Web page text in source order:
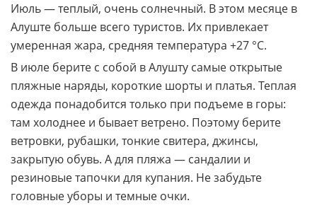
Июль — теплый, очень солнечный. В этом месяце в
Алуште больше всего туристов. Их привлекает
умеренная жара, средняя температура +27 °C.
В июле берите с собой в Алушту самые открытые
пляжные наряды, короткие шорты и платья. Теплая
одежда понадобится только при подъеме в горы:
там холоднее и бывает ветрено. Поэтому берите
ветровки, рубашки, тонкие свитера, джинсы,
закрытую обувь. А для пляжа — сандалии и
резиновые тапочки для купания. Не забудьте
головные уборы и темные очки.